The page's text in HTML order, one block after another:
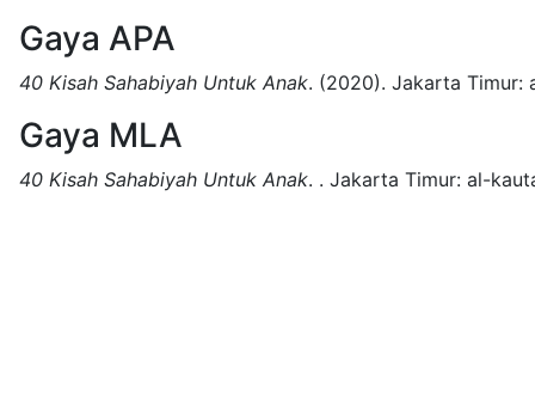
Gaya APA
40 Kisah Sahabiyah Untuk Anak. (2020). Jakarta Timur:
Gaya MLA
40 Kisah Sahabiyah Untuk Anak. . Jakarta Timur: al-